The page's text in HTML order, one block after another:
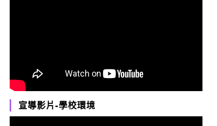
宣導影片-學校環境